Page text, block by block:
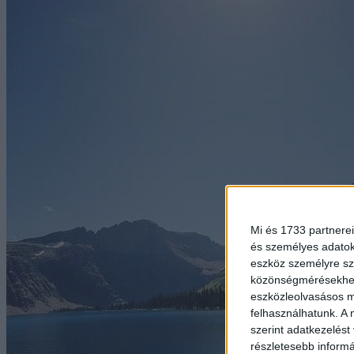
Mi és 1733
és személyes
eszköz személyre
eszközleolvasásos
felhasználhatunk. A
szerint
részletesebb